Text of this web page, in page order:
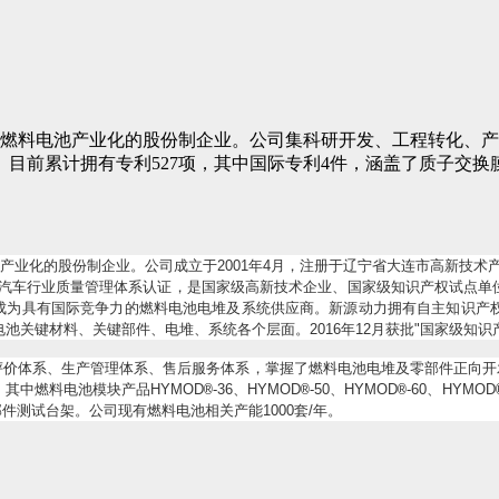
料电池产业化的股份制企业。公司集科研开发、工程转化、
前累计拥有专利527项，其中国际专利4件，涵盖了质子交
业化的股份制企业。公司成立于2001年4月，注册于辽宁省大连市高新技术
车行业质量管理体系认证，是国家级高新技术企业、国家级知识产权试点单
具有国际竞争力的燃料电池电堆及系统供应商。新源动力拥有自主知识
关键材料、关键部件、电堆、系统各个层面。 2016年12月获批" 国家级知识
体系、生产管理体系、售后服务体系，掌握了燃料电池电堆及零部件正向
中燃料电池模块产品 HYMOD®-36、 HYMOD®-50、 HYMOD®-60、 HYMOD
测试台架。公司现有燃料电池相关产能1000套/年。